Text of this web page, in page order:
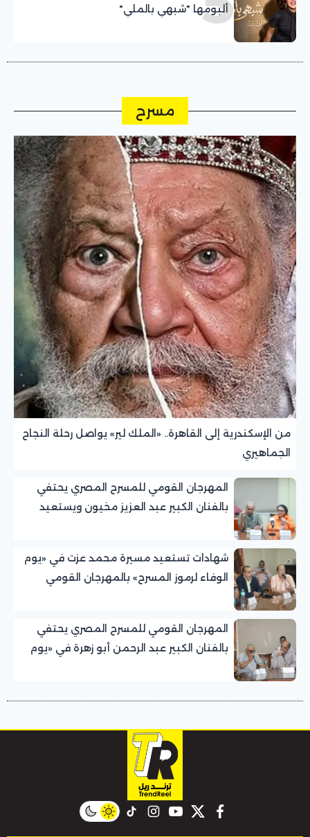
ألبومها "شبهي بالملي"
مسرح
من الإسكندرية إلى القاهرة.. «الملك لير» يواصل رحلة النجاح
الجماهيري
المهرجان القومي للمسرح المصري يحتفي
بالفنان الكبير عبد العزيز مخيون ويستعيد
شهادات تستعيد مسيرة محمد عزت في «يوم
الوفاء لرموز المسرح» بالمهرجان القومي
المهرجان القومي للمسرح المصري يحتفي
بالفنان الكبير عبد الرحمن أبو زهرة في «يوم
facebook
twitter
youtube
instagram
tiktok